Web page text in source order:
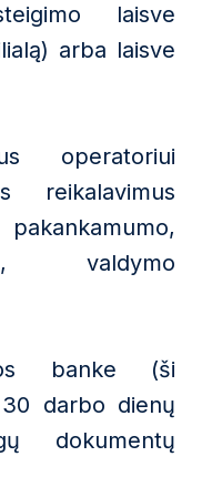
laisve
arba laisve
operatoriui
reikalavimus
valdymo
banke (ši
darbo dienų
dokumentų